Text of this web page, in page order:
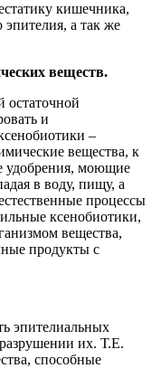
кишечника,
эпителия, а так же
веществ.
остаточной
и
–
вещества, к
удобрения, моющие
в воду, пищу, а
процессы
ксенобиотики,
вещества,
продукты с
эпителиальных
их. Т.Е.
способные